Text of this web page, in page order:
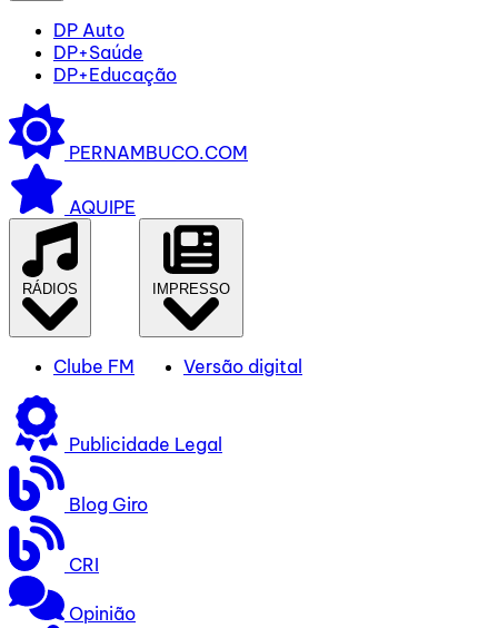
DP Auto
DP+Saúde
DP+Educação
PERNAMBUCO.COM
AQUIPE
RÁDIOS
Clube FM
IMPRESSO
Versão digital
Publicidade Legal
Blog Giro
CRI
Opinião